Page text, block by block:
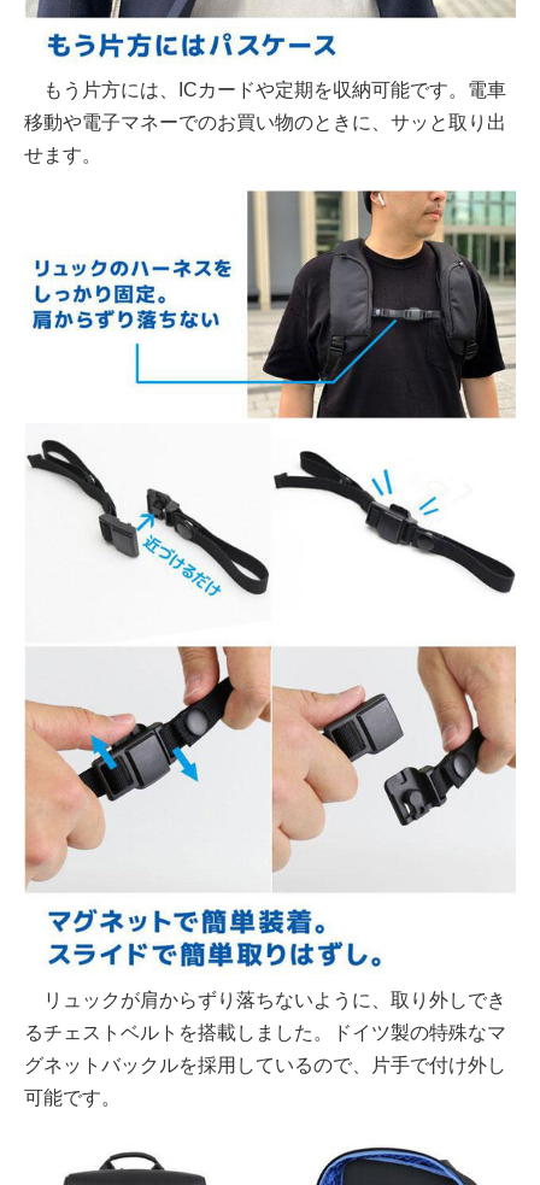
もう片方には、ICカードや定期を収納可能です。電車
移動や電子マネーでのお買い物のときに、サッと取り出
せます。
リュックが肩からずり落ちないように、取り外しでき
るチェストベルトを搭載しました。ドイツ製の特殊なマ
グネットバックルを採用しているので、片手で付け外し
可能です。